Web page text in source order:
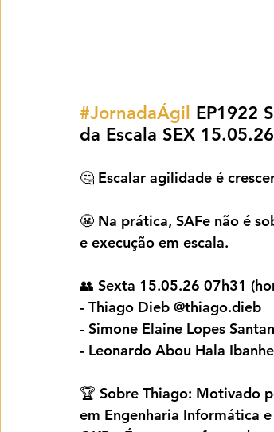
#JornadaÁgil EP1922
da Escala SEX
🤔 Escalar agilidade é
😬 Na prática, SAFe não é
e execução em escala.
👥 Sexta 15.05.26 07h31
- Thiago Dieb @thiago.dieb
- Simone Elaine Lopes
- Leonardo Abou Hala
🏆 Sobre Thiago: Motivado
em Engenharia Informática